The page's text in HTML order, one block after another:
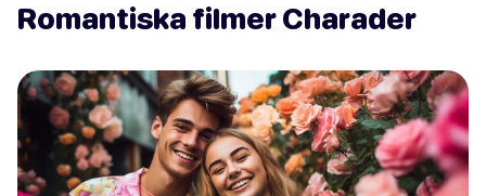
Romantiska filmer Charader